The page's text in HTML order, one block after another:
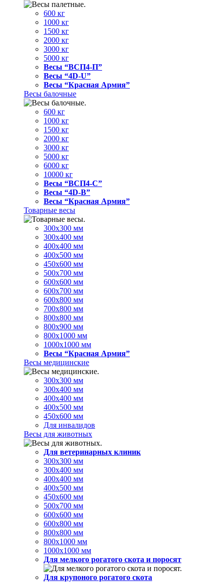
600 кг
1000 кг
1500 кг
2000 кг
3000 кг
5000 кг
Весы “ВСП4-П”
Весы “4D-U”
Весы “Красная Армия”
Весы балочные
600 кг
1000 кг
1500 кг
2000 кг
3000 кг
5000 кг
6000 кг
10000 кг
Весы “ВСП4-С”
Весы “4D-В”
Весы “Красная Армия”
Товарные весы
300х300 мм
300х400 мм
400х400 мм
400х500 мм
450х600 мм
500х700 мм
600х600 мм
600х700 мм
600х800 мм
700х800 мм
800х800 мм
800х900 мм
800х1000 мм
1000х1000 мм
Весы “Красная Армия”
Весы медицинские
300х300 мм
300х400 мм
400х400 мм
400х500 мм
450х600 мм
Для инвалидов
Весы для животных
Для ветеринарных клиник
300х300 мм
300х400 мм
400х400 мм
400х500 мм
450х600 мм
500х700 мм
600х600 мм
600х800 мм
800х800 мм
800х1000 мм
1000х1000 мм
Для мелкого рогатого скота и поросят
Для крупоного рогатого скота